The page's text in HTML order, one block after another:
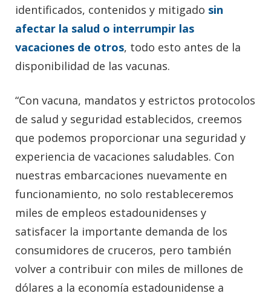
identificados, contenidos y mitigado sin
afectar la salud o interrumpir las
vacaciones de otros, todo esto antes de la
disponibilidad de las vacunas.
“Con vacuna, mandatos y estrictos protocolos
de salud y seguridad establecidos, creemos
que podemos proporcionar una seguridad y
experiencia de vacaciones saludables. Con
nuestras embarcaciones nuevamente en
funcionamiento, no solo restableceremos
miles de empleos estadounidenses y
satisfacer la importante demanda de los
consumidores de cruceros, pero también
volver a contribuir con miles de millones de
dólares a la economía estadounidense a